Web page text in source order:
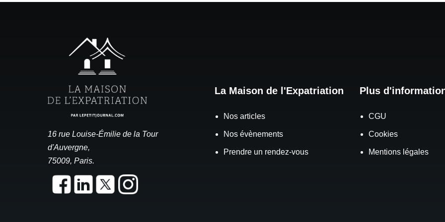
16 rue Louise-Émilie de la Tour
d'Auvergne,
75009, Paris.
La Maison de l'Expatriation
Nos articles
Nos évènements
Prendre un rendez-vous
Plus
CGU
Cookies
Mentions légales